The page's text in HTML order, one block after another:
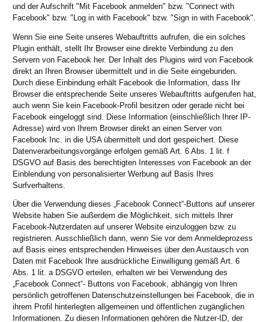
und der Aufschrift "Mit Facebook anmelden" bzw. "Connect with
Facebook" bzw. "Log in with Facebook" bzw. "Sign in with Facebook".
Wenn Sie eine Seite unseres Webauftritts aufrufen, die ein solches
Plugin enthält, stellt Ihr Browser eine direkte Verbindung zu den
Servern von Facebook her. Der Inhalt des Plugins wird von Facebook
direkt an Ihren Browser übermittelt und in die Seite eingebunden.
Durch diese Einbindung erhält Facebook die Information, dass Ihr
Browser die entsprechende Seite unseres Webauftritts aufgerufen hat,
auch wenn Sie kein Facebook-Profil besitzen oder gerade nicht bei
Facebook eingeloggt sind. Diese Information (einschließlich Ihrer IP-
Adresse) wird von Ihrem Browser direkt an einen Server von
Facebook Inc. in die USA übermittelt und dort gespeichert. Diese
Datenverarbeitungsvorgänge erfolgen gemäß Art. 6 Abs. 1 lit. f
DSGVO auf Basis des berechtigten Interesses von Facebook an der
Einblendung von personalisierter Werbung auf Basis Ihres
Surfverhaltens.
Über die Verwendung dieses „Facebook Connect“-Buttons auf unserer
Website haben Sie außerdem die Möglichkeit, sich mittels Ihrer
Facebook-Nutzerdaten auf unserer Website einzuloggen bzw. zu
registrieren. Ausschließlich dann, wenn Sie vor dem Anmeldeprozess
auf Basis eines entsprechenden Hinweises über den Austausch von
Daten mit Facebook Ihre ausdrückliche Einwilligung gemäß Art. 6
Abs. 1 lit. a DSGVO erteilen, erhalten wir bei Verwendung des
„Facebook Connect“- Buttons von Facebook, abhängig von Ihren
persönlich getroffenen Datenschutzeinstellungen bei Facebook, die in
ihrem Profil hinterlegten allgemeinen und öffentlichen zugänglichen
Informationen. Zu diesen Informationen gehören die Nutzer-ID, der